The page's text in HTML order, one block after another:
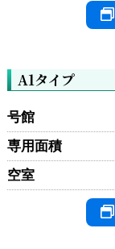
A1タイプ
号館
専用面積
空室